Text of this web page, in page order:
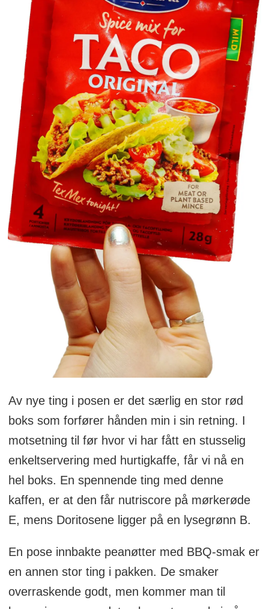
Av nye ting i posen er det særlig en stor rød
boks som forfører hånden min i sin retning. I
motsetning til før hvor vi har fått en stusselig
enkeltservering med hurtigkaffe, får vi nå en
hel boks. En spennende ting med denne
kaffen, er at den får nutriscore på mørkerøde
E, mens Doritosene ligger på en lysegrønn B.
En pose innbakte peanøtter med BBQ-smak er
en annen stor ting i pakken. De smaker
overraskende godt, men kommer man til